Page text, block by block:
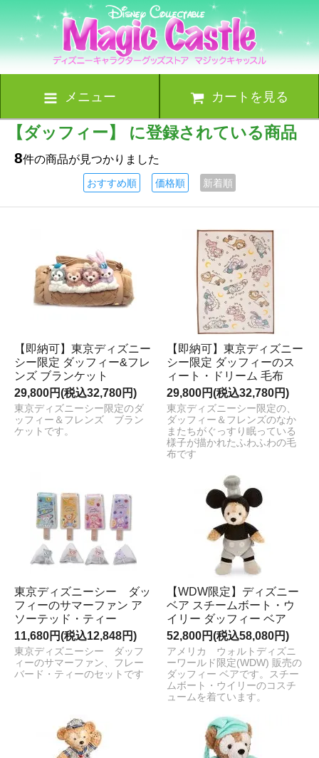
メニュー カートを見る
【ダッフィー】 に登録されている商品
8件の商品が見つかりました
おすすめ順 価格順 新着順
【即納可】東京ディズニー
シー限定 ダッフィー&フレ
ンズ ブランケット
29,800円(税込32,780円)
東京ディズニーシー限定のダ
ッフィー＆フレンズ ブラン
ケットです。
【即納可】東京ディズニー
シー限定 ダッフィーのス
ィート・ドリーム 毛布
29,800円(税込32,780円)
東京ディズニーシー限定の、
ダッフィー＆フレンズのなか
またちがぐっすり眠っている
様子が描かれたふわふわの毛
布です
東京ディズニーシー ダッ
フィーのサマーファン ア
ソーテッド・ティー
11,680円(税込12,848円)
東京ディズニーシー ダッフ
ィーのサマーファン、フレー
バード・ティーのセットです
【WDW限定】ディズニー
ベア スチームボート・ウ
イリー ダッフィー ベア
52,800円(税込58,080円)
アメリカ ウォルトディズニ
ーワールド限定(WDW) 販売の
ダッフィー ベアです。スチー
ムボート・ウイリーのコスチ
ュームを着ています。